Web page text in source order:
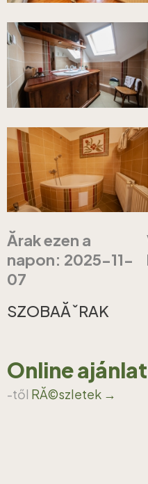
Ărak ezen a
napon: 2025-11-
07
SZOBAĂˇRAK
Online
-től RĂ©szletek →